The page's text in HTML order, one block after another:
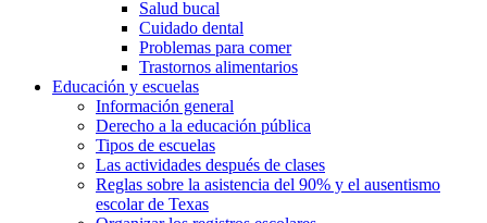
Salud bucal
Cuidado dental
Problemas para comer
Trastornos alimentarios
Educación y escuelas
Información general
Derecho a la educación pública
Tipos de escuelas
Las actividades después de clases
Reglas sobre la asistencia del 90% y el ausentismo
escolar de Texas